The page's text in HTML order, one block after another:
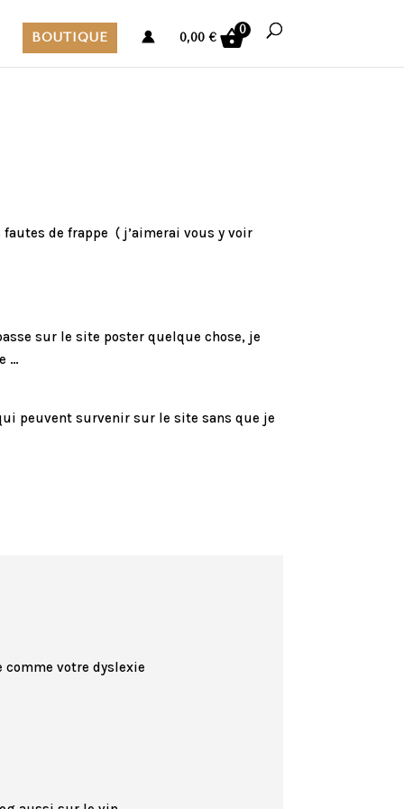
BOUTIQUE 0,00€
0
de frappe ( j’aimerai vous y voir
sur le site poster quelque chose, je
…
peuvent survenir sur le site sans que je
comme votre dyslexie